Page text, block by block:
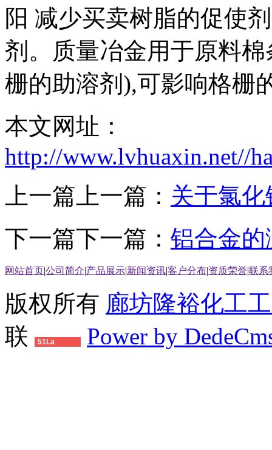
阳 减少买卖树脂的促使
剂。质量冶金用于原料
栅的助溶剂),可影响格栅
本文网址：
http://www.lvhuaxin.net//
上一篇上一篇： 关于氯
下一篇下一篇： 铝合金
网站首页|公司简介|产品展示|新闻资讯|客户分布|资质荣誉|联系
版权所有 廊坊隆裕化工
联
51La Power by